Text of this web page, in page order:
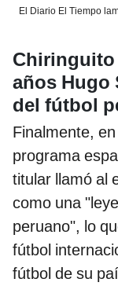
El Diario El Tiempo
Chiringuito
años Hugo
del fútbol
Finalmente,
programa
titular llamó al
como una
peruano", lo
fútbol
fútbol de su